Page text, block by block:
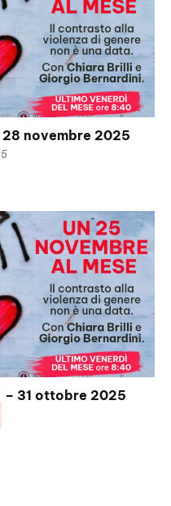
28 novembre 2025
– 31 ottobre 2025